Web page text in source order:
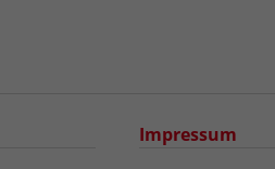
Impressum